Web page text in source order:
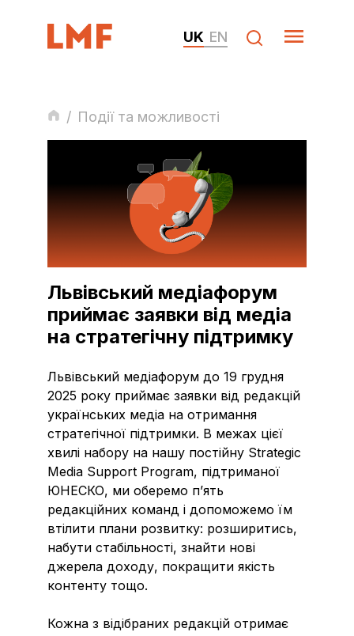
UK EN
/ Події та можливості
Львівський медіафорум
приймає заявки від медіа
на стратегічну підтримку
Львівський медіафорум до 19 грудня
2025 року приймає заявки від редакцій
українських медіа на отримання
стратегічної підтримки. В межах цієї
хвилі набору на нашу постійну Strategic
Media Support Program, підтриманої
ЮНЕСКО, ми оберемо п’ять
редакційних команд і допоможемо їм
втілити плани розвитку: розширитись,
набути стабільності, знайти нові
джерела доходу, покращити якість
контенту тощо.
Кожна з відібраних редакцій отримає